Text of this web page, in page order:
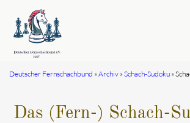
Deutscher Fernschachbund Archiv Schach-Sudoku
Das (Fern-) Schach-